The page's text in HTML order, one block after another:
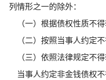
列情形之一的除外：
（一）根据债权性质不得
（二）按照当事人约定不
（三）依照法律规定不得
当事人约定非金钱债权